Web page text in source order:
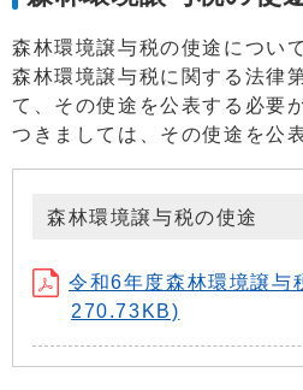
森林環境譲与税の使途につい
森林環境譲与税に関する法律
て、その使途を公表する必要
つきましては、その使途を公
森林環境譲与税の使途
令和6年度森林環境譲与
270.73KB)